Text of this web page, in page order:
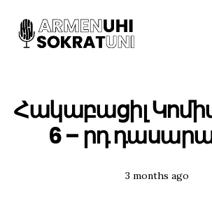
Հակաբացիլ
6 – րդ
Posted
3 months ago